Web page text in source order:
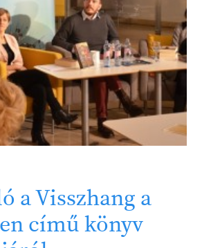
a Visszhang a
című könyv